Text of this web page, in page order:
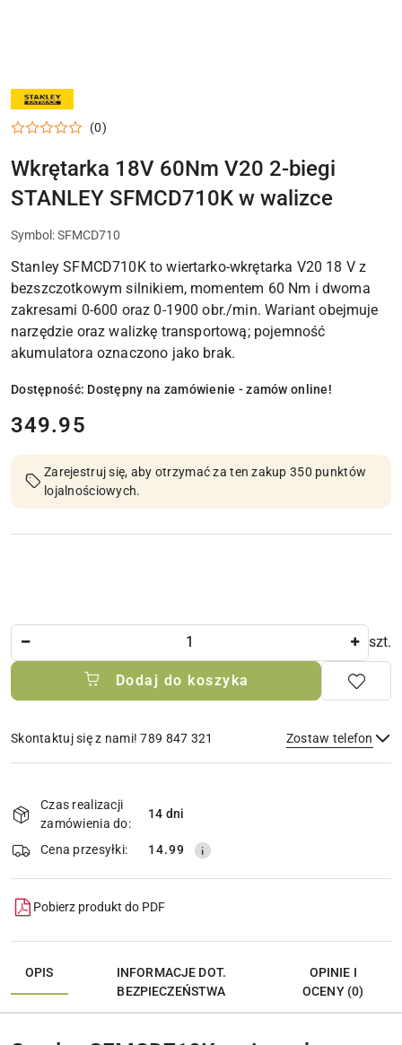
NARZĘDZIA
STANLEY,
ZESTAWY
I
DOMU,
GARAŻU
I
WARSZTATU
(0)
Wkrętarka 18V 60Nm V20 2-biegi
STANLEY SFMCD710K w walizce
Symbol:SFMCD710
Stanley SFMCD710K to wiertarko-wkrętarka V20 18 V z
bezszczotkowym silnikiem, momentem 60 Nm i dwoma
zakresami 0-600 oraz 0-1900 obr./min. Wariant obejmuje
narzędzie oraz walizkę transportową; pojemność
akumulatora oznaczono jako brak.
Dostępność: Dostępny na zamówienie - zamów online!
cena:
349.95
Zarejestruj się, aby otrzymać za ten zakup 350 punktów
lojalnościowych.
szt.
Dodaj do koszyka
Skontaktuj się z nami! 789 847 321 Zostaw telefon
Wyślij
dostawa
Czas realizacji
zamówienia do:
14 dni
Cena przesyłki: 14.99
Pobierz produkt do PDF
OPIS
INFORMACJE DOT.
BEZPIECZEŃSTWA
OPINIE I
OCENY (0)